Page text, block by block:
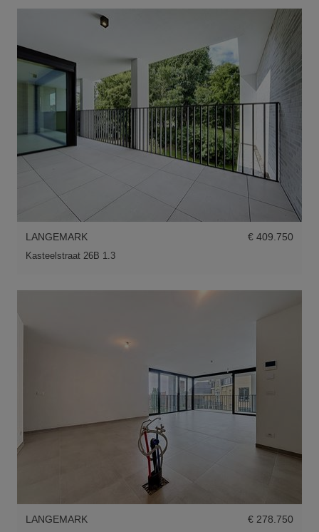
LANGEMARK € 409.750
Kasteelstraat 26B 1.3
LANGEMARK € 278.750